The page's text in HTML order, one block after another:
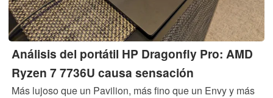
Análisis del portátil HP Dragonfly Pro: AMD
Ryzen 7 7736U causa sensación
Más lujoso que un Pavilion, más fino que un Envy y más